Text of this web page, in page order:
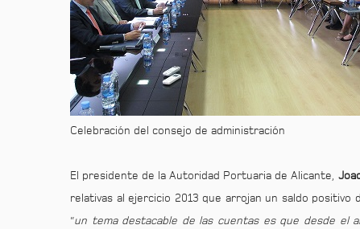
Celebración del consejo de administración
El presidente de la Autoridad Portuaria de Alicante,
relativas al ejercicio 2013 que arrojan un saldo positivo
“un tema destacable de las cuentas es que desde el